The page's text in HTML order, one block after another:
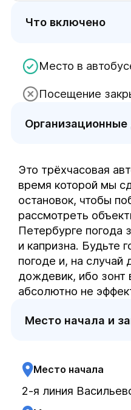
Что включено
Место в
Посещение
Организационные
Это трёхчасовая
время которой мы
остановок, чтобы
рассмотреть
Петербурге погода
и капризна. Будьте
погоде и, на случай
дождевик, ибо зонт
абсолютно не
Место начала и
Место начала
2-я линия